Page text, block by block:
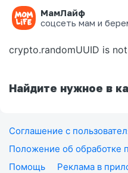
МамЛайф
соцсеть мам и
Ошибка на
crypto.randomUUID is
Найдите нужное в
Соглашение с
Положение об обработке
Помощь
Реклама в